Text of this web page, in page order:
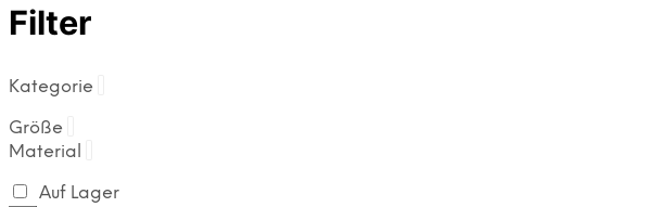
Filter
Kategorie
Größe
Material
Auf Lager